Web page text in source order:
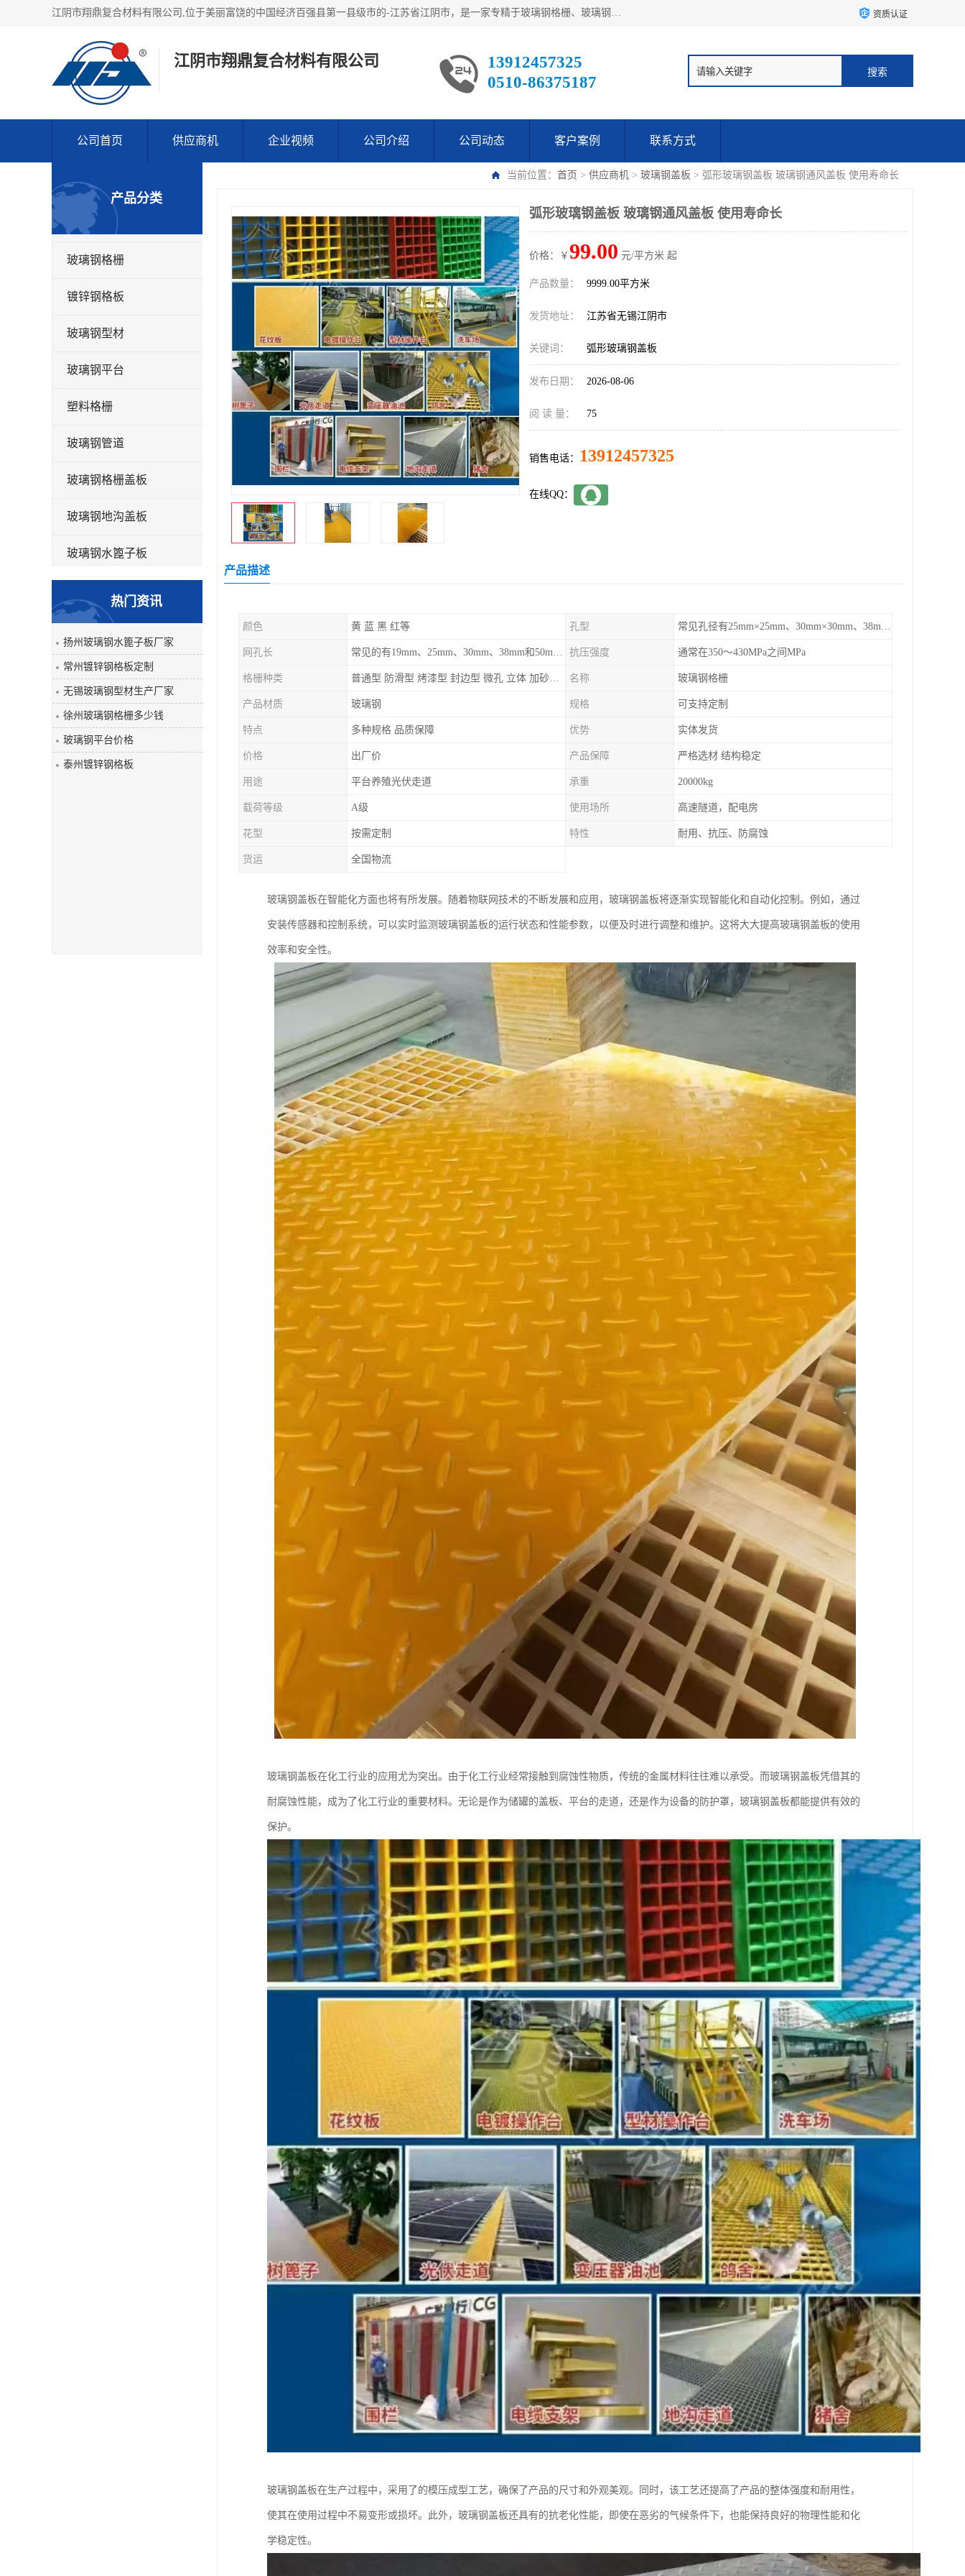
江阴市翔鼎复合材料有限公司,位于美丽富饶的中国经济百强县第一县级市的-江苏省江阴市，是一家专精于玻璃钢格栅、玻璃钢新材料,镀锌钢格板，机械设备生产制造及研发的科技型企业；公司产品已销往了世界多个国家和地区，公司人决心加倍努力愿与广大社会同仁精诚合作共创辉煌！ 资质认证
江阴市翔鼎复合材料有限公司
13912457325
0510-86375187
公司首页 供应商机 企业视频 公司介绍 公司动态 客户案例 联系方式
当前位置： 首页 > 供应商机 > 玻璃钢盖板 > 弧形玻璃钢盖板 玻璃钢通风盖板 使用寿命长
产品分类
玻璃钢格栅
镀锌钢格板
玻璃钢型材
玻璃钢平台
塑料格栅
玻璃钢管道
玻璃钢格栅盖板
玻璃钢地沟盖板
玻璃钢水篦子板
玻璃钢平板
玻璃钢盖板
热门资讯
扬州玻璃钢水篦子板厂家
常州镀锌钢格板定制
无锡玻璃钢型材生产厂家
徐州玻璃钢格栅多少钱
玻璃钢平台价格
泰州镀锌钢格板
弧形玻璃钢盖板 玻璃钢通风盖板 使用寿命长
价格：￥ 99.00 元/平方米 起
产品数量： 9999.00平方米
发货地址： 江苏省无锡江阴市
关键词： 弧形玻璃钢盖板
发布日期： 2026-08-06
阅 读 量： 75
销售电话： 13912457325
在线QQ：
产品描述
颜色 黄 蓝 黑 红等 孔型 常见孔径有25mm×25mm、30mm×30mm、38mm×38mm等,
网孔长 常见的有19mm、25mm、30mm、38mm和50mm等 抗压强度 通常在350～430MPa之间MPa
格栅种类 普通型 防滑型 ‌烤漆型 封边型 ‌微孔 立体 加砂覆面型 平面型 名称 玻璃钢格栅
产品材质 玻璃钢 规格 可支持定制
特点 多种规格 品质保障 优势 实体发货
价格 出厂价 产品保障 严格选材 结构稳定
用途 平台养殖光伏走道 承重 20000kg
载荷等级 A级 使用场所 高速隧道，配电房
花型 按需定制 特性 耐用、抗压、防腐蚀
货运 全国物流
玻璃钢盖板在智能化方面也将有所发展。随着物联网技术的不断发展和应用，玻璃钢盖板将逐渐实现智能化和自动化控制。例如，通过
安装传感器和控制系统，可以实时监测玻璃钢盖板的运行状态和性能参数，以便及时进行调整和维护。这将大大提高玻璃钢盖板的使用
效率和安全性。
玻璃钢盖板在化工行业的应用尤为突出。由于化工行业经常接触到腐蚀性物质，传统的金属材料往往难以承受。而玻璃钢盖板凭借其的
耐腐蚀性能，成为了化工行业的重要材料。无论是作为储罐的盖板、平台的走道，还是作为设备的防护罩，玻璃钢盖板都能提供有效的
保护。
玻璃钢盖板在生产过程中，采用了的模压成型工艺，确保了产品的尺寸和外观美观。同时，该工艺还提高了产品的整体强度和耐用性，
使其在使用过程中不易变形或损坏。此外，玻璃钢盖板还具有的抗老化性能，即使在恶劣的气候条件下，也能保持良好的物理性能和化
学稳定性。